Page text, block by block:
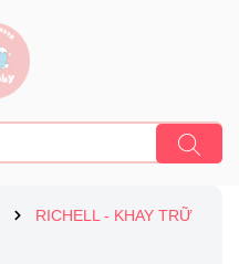
RICHELL - KHAY TRỮ